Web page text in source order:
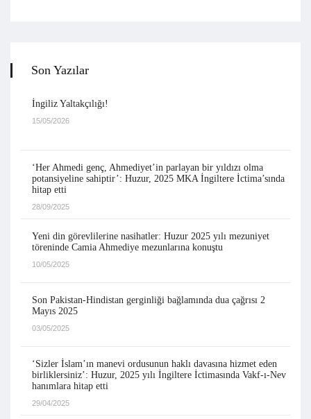
Son Yazılar
İngiliz Yaltakçılığı!
15/05/2026
‘Her Ahmedi genç, Ahmediyet’in parlayan bir yıldızı olma
potansiyeline sahiptir’: Huzur, 2025 MKA İngiltere İctima’sında
hitap etti
28/09/2025
Yeni din görevlilerine nasihatler: Huzur 2025 yılı mezuniyet
töreninde Camia Ahmediye mezunlarına konuştu
10/05/2025
Son Pakistan-Hindistan gerginliği bağlamında dua çağrısı 2
Mayıs 2025
03/05/2025
‘Sizler İslam’ın manevi ordusunun haklı davasına hizmet eden
birliklersiniz’: Huzur, 2025 yılı İngiltere İctimasında Vakf-ı-Nev
hanımlara hitap etti
29/04/2025